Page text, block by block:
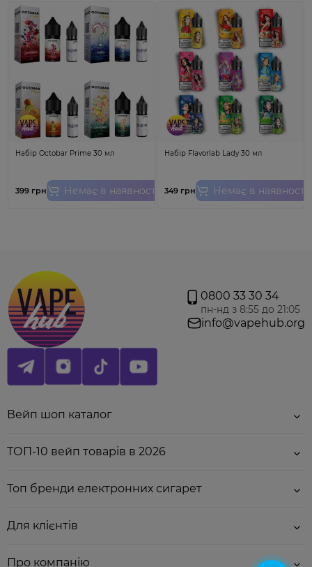
індивідуальні уподобання та потреби.
Balon Salt 30
мл- це не лише рідина для вейпінгу, але і творчий
поштовх. Виготовлений в
, з найвищою якістю
та уважністю до деталей, цей набір втілює
справжній дух вейп-майстерні. Розкрийте смакові
та перетворіть свій вейпінг на
справжню симфонію смаку та задоволення.
- Збовтати все протягом 1-2 хвилин.
- Дати готовій суміші настоятись за кімнатної
температури мінімум 30 хв. Для більш досконалого
смаку - 2 години.
- Обов\\'язково збовтуйте баночку перед кожною
заправкою картриджа.
свіжим фруктовим вибухом.
Набір Octobar Prime 30 мл
399 грн Немає в наявності
Набір Flavorlab Lady 30 мл
349 грн Немає в наявності
0800 33 30 34
пн-нд з 8:55 до 21:05
info@vapehub.org
Вейп шоп каталог
ТОП-10 вейп товарів в 2026
Топ бренди електронних сигарет
Для клієнтів
Про компанію